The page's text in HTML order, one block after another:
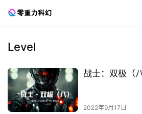
Level
战士：双极（
2022年9月17日